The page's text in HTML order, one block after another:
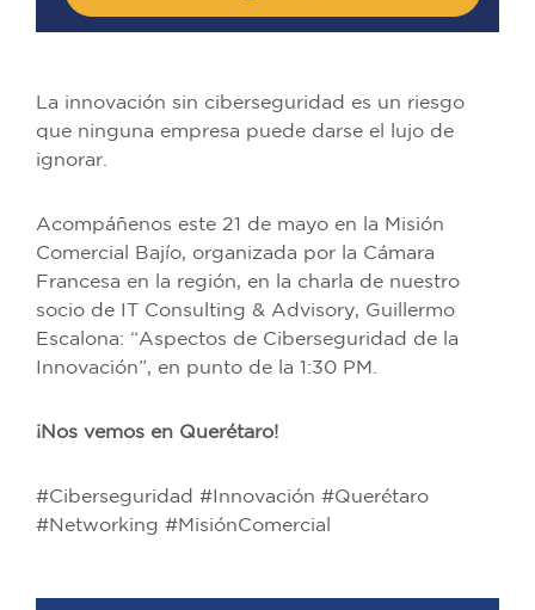
La innovación sin ciberseguridad es un riesgo
que ninguna empresa puede darse el lujo de
ignorar.
Acompáñenos este 21 de mayo en la Misión
Comercial Bajío, organizada por la Cámara
Francesa en la región, en la charla de nuestro
socio de IT Consulting & Advisory, Guillermo
Escalona: “Aspectos de Ciberseguridad de la
Innovación”, en punto de la 1:30 PM.
¡Nos vemos en Querétaro!
#Ciberseguridad #Innovación #Querétaro
#Networking #MisiónComercial